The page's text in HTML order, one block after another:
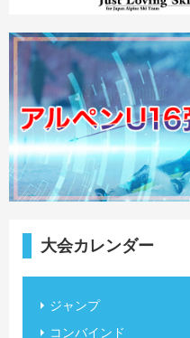
大会カレンダー
ジャンプ
コンバインド